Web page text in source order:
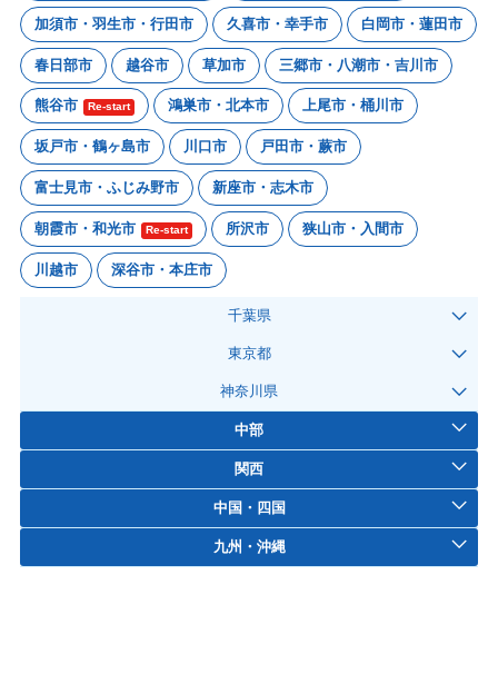
加須市・羽生市・行田市 久喜市・幸手市 白岡市・蓮田市
春日部市 越谷市 草加市 三郷市・八潮市・吉川市
熊谷市 Re-start 鴻巣市・北本市 上尾市・桶川市
坂戸市・鶴ヶ島市 川口市 戸田市・蕨市
富士見市・ふじみ野市 新座市・志木市
朝霞市・和光市 Re-start 所沢市 狭山市・入間市
川越市 深谷市・本庄市
千葉県
東京都
神奈川県
中部
関西
中国・四国
九州・沖縄